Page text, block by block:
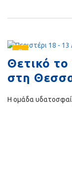
Θετικό
στη
Η ομάδα